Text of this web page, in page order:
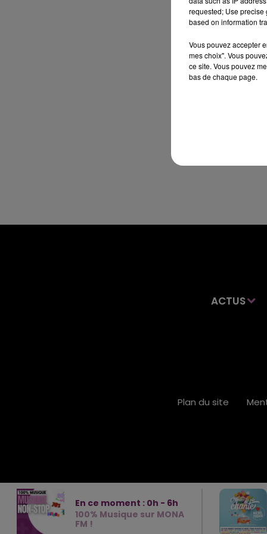
ACTUS
En ce moment : 0h - 6h
100% Musique sur MONA
FM !
Plan du site
requested; Use precise
based on information
Vous pouvez accepter
mes choix". Vous
ce site. Vous pouvez
bas de chaque page.